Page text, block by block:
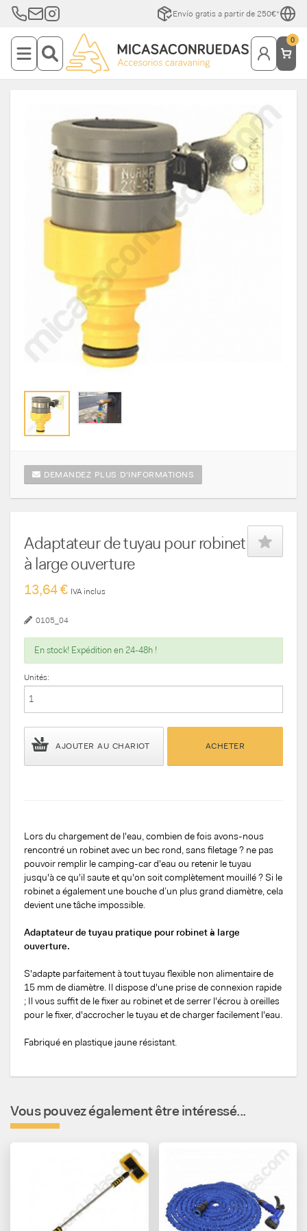
Envío gratis a partir de 250€*
0
DEMANDEZ PLUS D'INFORMATIONS
Adaptateur de tuyau pour robinet
à large ouverture
13,64 € IVA inclus
0105_04
En stock! Expédition en 24-48h !
Unités:
AJOUTER AU CHARIOT ACHETER
Lors du chargement de l'eau, combien de fois avons-nous
rencontré un robinet avec un bec rond, sans filetage ? ne pas
pouvoir remplir le camping-car d'eau ou retenir le tuyau
jusqu'à ce qu'il saute et qu'on soit complètement mouillé ? Si le
robinet a également une bouche d’un plus grand diamètre, cela
devient une tâche impossible.
Adaptateur de tuyau pratique pour robinet à large
ouverture.
S'adapte parfaitement à tout tuyau flexible non alimentaire de
15 mm de diamètre. Il dispose d'une prise de connexion rapide
; Il vous suffit de le fixer au robinet et de serrer l'écrou à oreilles
pour le fixer, d'accrocher le tuyau et de charger facilement l'eau.
Fabriqué en plastique jaune résistant.
Vous pouvez également être intéressé...